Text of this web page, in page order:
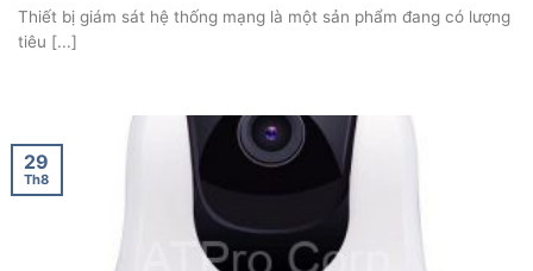
Thiết bị giám sát hệ thống mạng là một sản phẩm đang có lượng
tiêu [...]
29
Th8